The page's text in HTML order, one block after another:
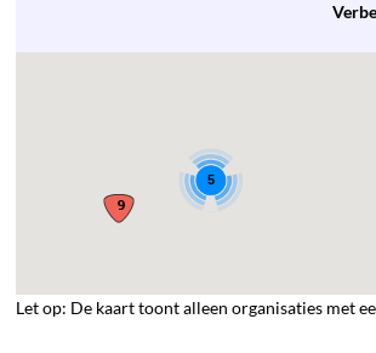
5
Let op: De kaart toont alleen organisaties met